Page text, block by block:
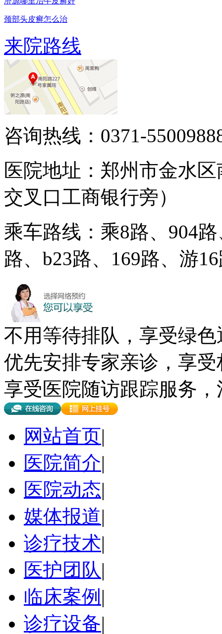
颈部头皮癣怎么治
来院路线
咨询热线：0371-
医院地址：郑州市金水
交叉口工商银行旁）
乘车路线：乘8路、904
路、b23路、169路、游
不用等待排队，享受绿
优先安排专家亲诊，享
享受医院随访跟踪服务
网站首页|
医院简介|
医院动态|
媒体报道|
诊疗技术|
医护团队|
临床案例 |
诊疗设备|